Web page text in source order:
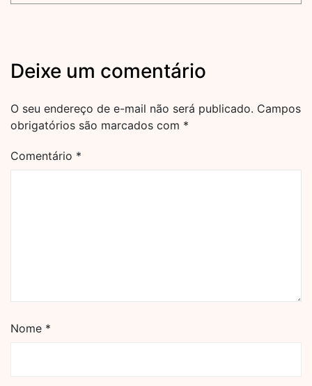
Deixe um comentário
O seu endereço de e-mail não será publicado. Campos
obrigatórios são marcados com *
Comentário *
Nome *